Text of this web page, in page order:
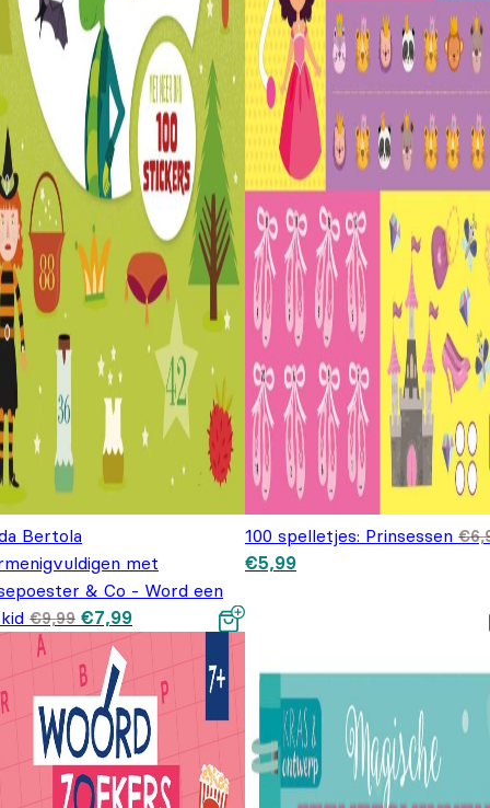
Bertola
met
& Co - Word een
€9,99 Oorspronkelijke
prijs was: €9,99.
€7,99Huidige prijs
is: €7,99.
100 spelletjes: Prinsessen €
Oorspronkelijke prijs was:
€6,99.
€5,99Huidige prijs is: €5,99.